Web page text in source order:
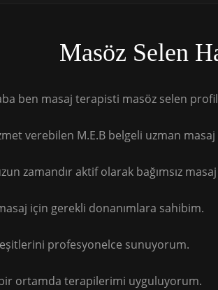
Masöz Selen
ben masaj terapisti masöz selen
verebilen M.E.B belgeli uzman
zamandır aktif olarak bağımsız
için gerekli donanımlara sahibim.
profesyonelce sunuyorum.
ortamda terapilerimi uyguluyorum.